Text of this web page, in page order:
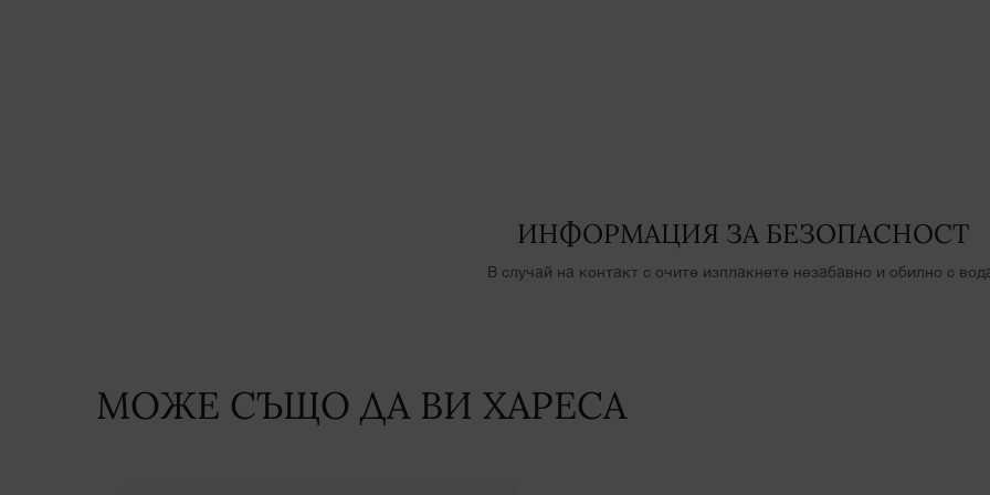
ИНФОРМАЦИЯ ЗА БЕЗОПАСНОСТ
В случай на контакт с очите изплакнете незабавно и обилно с
PDP Slot 1 SectionМОЖЕ СЪЩО ДА ВИ ХАРЕСА